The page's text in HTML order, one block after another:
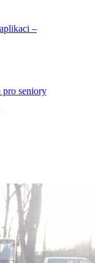
–
pro seniory